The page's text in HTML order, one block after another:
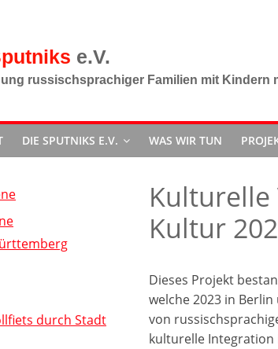
russischsprachiger Familien mit Kindern
DIE SPUTNIKS E.V. WAS WIR TUN
Kultur
Dieses Projekt
welche 2023 in
von
kulturelle Integration
durch Stadt